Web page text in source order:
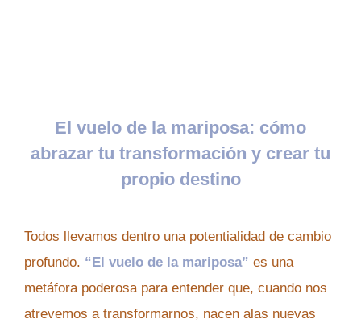
El vuelo de la mariposa: cómo
abrazar tu transformación y crear tu
propio destino
Todos llevamos dentro una potentialidad de cambio
profundo. “El vuelo de la mariposa” es una
metáfora poderosa para entender que, cuando nos
atrevemos a transformarnos, nacen alas nuevas